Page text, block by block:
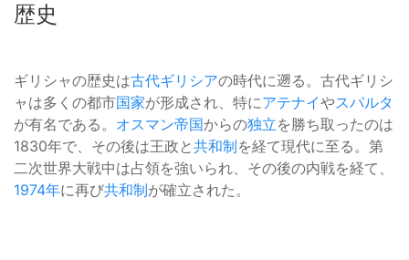
歴史
ギリシャの歴史は古代ギリシアの時代に遡る。古代ギリシ
ャは多くの都市国家が形成され、特にアテナイやスパルタ
が有名である。 オスマン帝国からの独立を勝ち取ったのは
1830年で、その後は王政と共和制を経て現代に至る。第
二次世界大戦中は占領を強いられ、その後の内戦を経て、
1974年に再び共和制が確立された。